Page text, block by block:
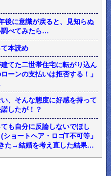
後に意識が戻ると、見知らぬ
調べてみたら…
本読め
てた二世帯住宅に転がり込ん
ーンの支払いは拒否する！」
、そんな態度に好感を持って
したが！？
も自分に反論しないでほし
ョートヘア・ロゴT不可等」
た→結婚を考え直した結果…